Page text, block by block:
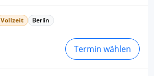
Vollzeit Berlin
Termin wählen